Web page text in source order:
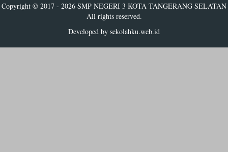
Copyright © 2017 - 2026 SMP NEGERI 3 KOTA TANGERANG SELATAN
All rights reserved.
Developed by sekolahku.web.id